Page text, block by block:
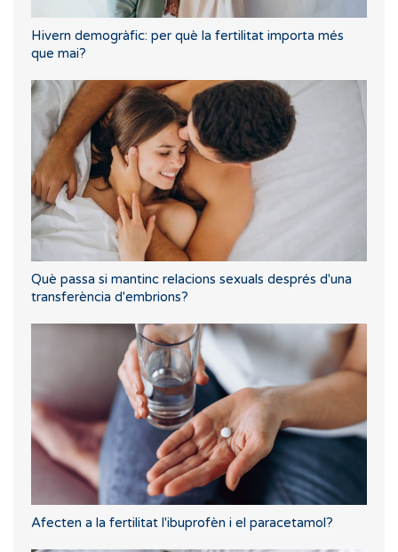
Hivern demogràfic: per què la fertilitat importa més
que mai?
Què passa si mantinc relacions sexuals després d'una
transferència d'embrions?
Afecten a la fertilitat l'ibuprofèn i el paracetamol?